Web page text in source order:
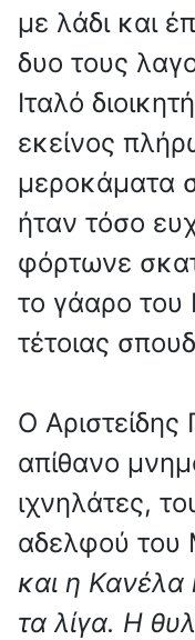
με λάδι και
δυο τους
Ιταλό
εκείνος
μεροκάματα
ήταν τόσο
φόρτωνε
το γάαρο
τέτοιας
Ο
απίθανο
ιχνηλάτες,
αδελφού του
και η Κανέλα
τα λίγα. Η